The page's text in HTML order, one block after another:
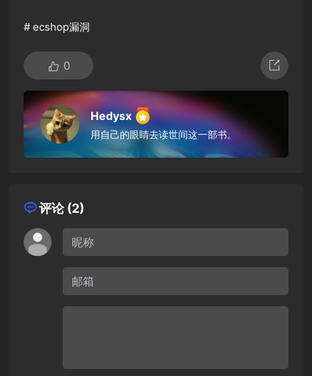
# ecshop漏洞
0
Hedysx
用自己的眼睛去读世间这一部书。
评论 (2)